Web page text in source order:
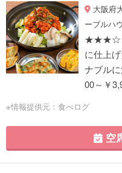
大阪府
ーブルハ
に仕上
ナブル
00～￥
※情報提供元：食べログ
空